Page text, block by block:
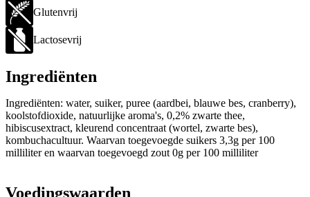
Glutenvrij
Lactosevrij
Ingrediënten
Ingrediënten: water, suiker, puree (aardbei, blauwe bes, cranberry),
koolstofdioxide, natuurlijke aroma's, 0,2% zwarte thee,
hibiscusextract, kleurend concentraat (wortel, zwarte bes),
kombuchacultuur. Waarvan toegevoegde suikers 3,3g per 100
milliliter en waarvan toegevoegd zout 0g per 100 milliliter
Voedingswaarden